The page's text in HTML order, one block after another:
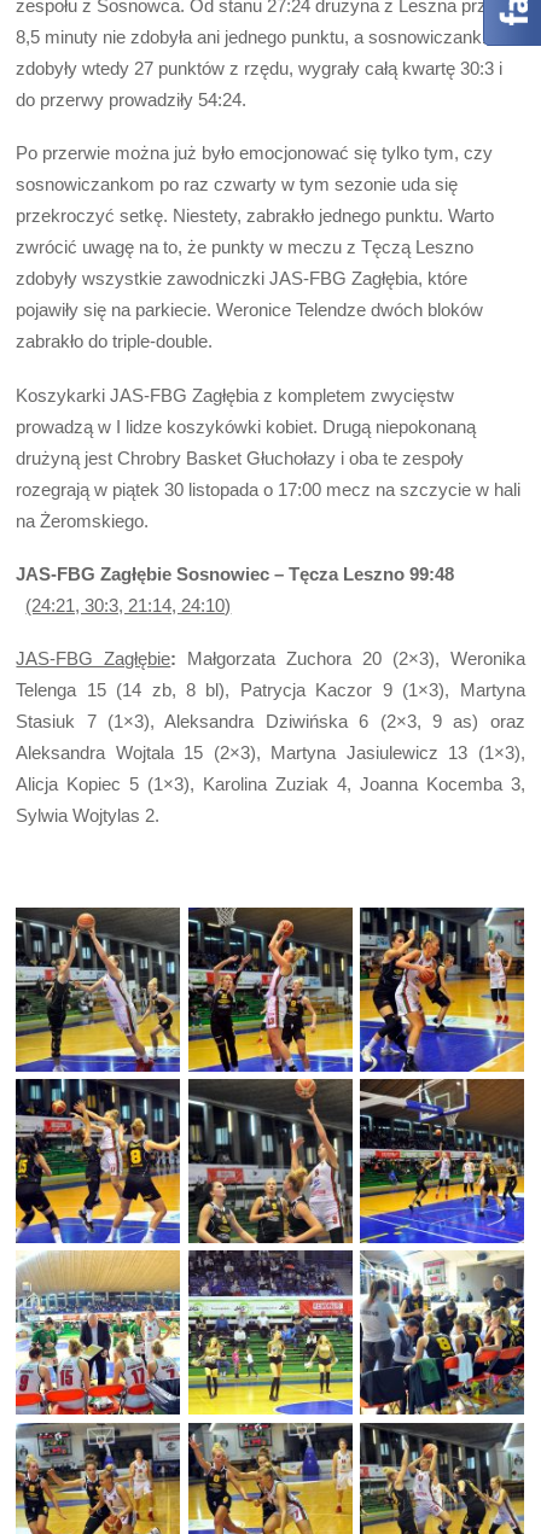
zespołu z Sosnowca. Od stanu 27:24 drużyna z Leszna przez
8,5 minuty nie zdobyła ani jednego punktu, a sosnowiczanki
zdobyły wtedy 27 punktów z rzędu, wygrały całą kwartę 30:3 i
do przerwy prowadziły 54:24.
Po przerwie można już było emocjonować się tylko tym, czy
sosnowiczankom po raz czwarty w tym sezonie uda się
przekroczyć setkę. Niestety, zabrakło jednego punktu. Warto
zwrócić uwagę na to, że punkty w meczu z Tęczą Leszno
zdobyły wszystkie zawodniczki JAS-FBG Zagłębia, które
pojawiły się na parkiecie. Weronice Telendze dwóch bloków
zabrakło do triple-double.
Koszykarki JAS-FBG Zagłębia z kompletem zwycięstw
prowadzą w I lidze koszykówki kobiet. Drugą niepokonaną
drużyną jest Chrobry Basket Głuchołazy i oba te zespoły
rozegrają w piątek 30 listopada o 17:00 mecz na szczycie w hali
na Żeromskiego.
JAS-FBG Zagłębie Sosnowiec – Tęcza Leszno 99:48
(24:21, 30:3, 21:14, 24:10)
JAS-FBG Zagłębie: Małgorzata Zuchora 20 (2×3), Weronika
Telenga 15 (14 zb, 8 bl), Patrycja Kaczor 9 (1×3), Martyna
Stasiuk 7 (1×3), Aleksandra Dziwińska 6 (2×3, 9 as) oraz
Aleksandra Wojtala 15 (2×3), Martyna Jasiulewicz 13 (1×3),
Alicja Kopiec 5 (1×3), Karolina Zuziak 4, Joanna Kocemba 3,
Sylwia Wojtylas 2.